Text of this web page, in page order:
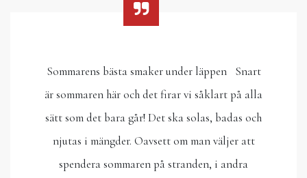
Sommarens bästa smaker under läppen Snart
är sommaren här och det firar vi såklart på alla
sätt som det bara går! Det ska solas, badas och
njutas i mängder. Oavsett om man väljer att
spendera sommaren på stranden, i andra